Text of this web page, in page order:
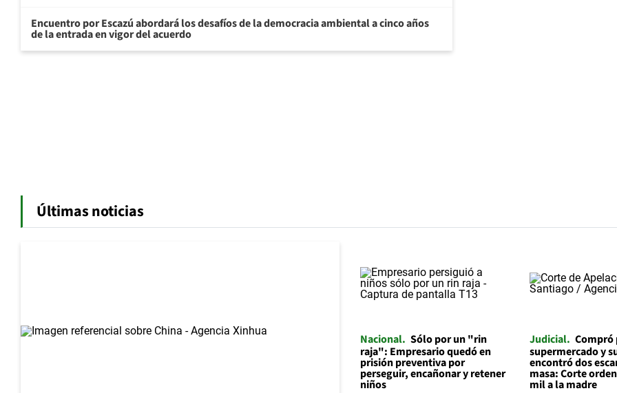
Encuentro por Escazú abordará los desafíos de la democracia ambiental a cinco años
de la entrada en vigor del acuerdo
Últimas noticias
Nacional Sólo por un "rin
raja": Empresario quedó en
prisión preventiva por
perseguir, encañonar y retener
niños
Judicial Compró
supermercado y
encontró dos
masa: Corte
mil a la madre